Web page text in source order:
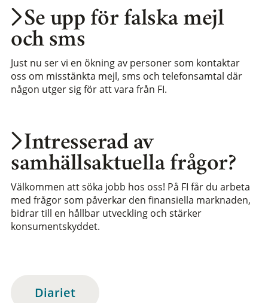
Intresserad av
samhällsaktuella frågor?
Välkommen att söka jobb hos oss! På FI får du arbeta
med frågor som påverkar den finansiella marknaden,
bidrar till en hållbar utveckling och stärker
konsumentskyddet.
Se upp för falska mejl
och sms
Just nu ser vi en ökning av personer som kontaktar
oss om misstänkta mejl, sms och telefonsamtal där
någon utger sig för att vara från FI.
Diariet